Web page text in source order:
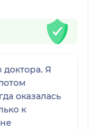
Я
оказалась
к